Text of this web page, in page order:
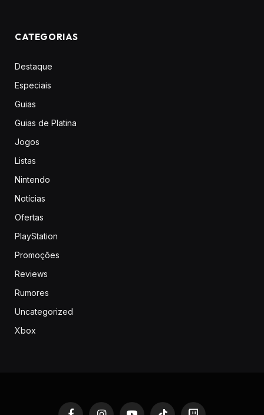
CATEGORIAS
Destaque
Especiais
Guias
Guias de Platina
Jogos
Listas
Nintendo
Notícias
Ofertas
PlayStation
Promoções
Reviews
Rumores
Uncategorized
Xbox